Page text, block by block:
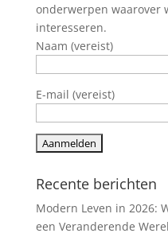
onderwerpen waarover
interesseren.
Naam (vereist)
E-mail (vereist)
Recente berichten
Modern Leven in 2026:
een Veranderende